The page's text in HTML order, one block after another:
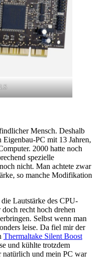
Mensch. Deshalb
Eigenbau-PC mit 13 Jahren,
2000 hatte noch
spezielle
nicht. Man achtete zwar
so manche Modifikation
Lautstärke des CPU-
recht hoch drehen
Selbst wenn man
leise. Da fiel mir der
Thermaltake Silent Boost
und kühlte trotzdem
und mein PC war